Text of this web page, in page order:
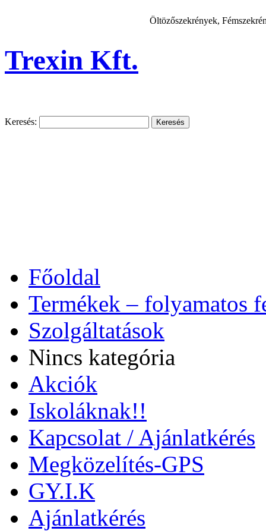
Trexin Kft.
Öltözőszekrények,
Keresés:
Főoldal
Termékek – folyamatos
Szolgáltatások
Nincs kategória
Akciók
Iskoláknak!!
Kapcsolat / Ajánlatkérés
Megközelítés-GPS
GY.I.K
Ajánlatkérés